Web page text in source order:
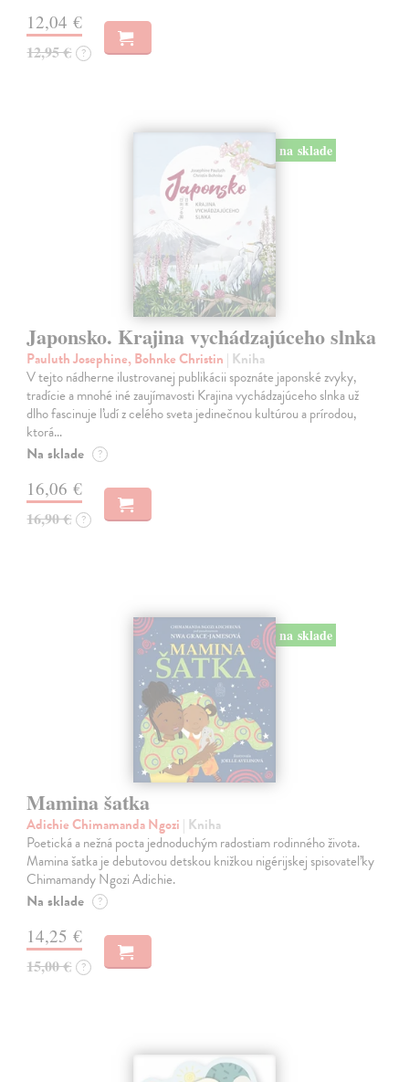
12,04 €
12,95 € ?
na sklade
Japonsko. Krajina vychádzajúceho slnka
Pauluth Josephine, Bohnke Christin | Kniha
V tejto nádherne ilustrovanej publikácii spoznáte japonské zvyky,
tradície a mnohé iné zaujímavosti Krajina vychádzajúceho slnka už
dlho fascinuje ľudí z celého sveta jedinečnou kultúrou a prírodou,
ktorá…
Na sklade ?
16,06 €
16,90 € ?
na sklade
Mamina šatka
Adichie Chimamanda Ngozi | Kniha
Poetická a nežná pocta jednoduchým radostiam rodinného života.
Mamina šatka je debutovou detskou knižkou nigérijskej spisovateľky
Chimamandy Ngozi Adichie.
Na sklade ?
14,25 €
15,00 € ?